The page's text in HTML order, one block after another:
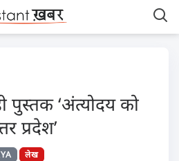
पुस्तक ‘अंत्योदय को
प्रदेश’
लेख